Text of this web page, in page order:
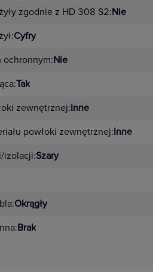
zgodnie z HD 308 S2:Nie
Cyfry
ochronnym:Nie
Tak
zewnętrznej:Inne
powłoki zewnętrznej:Inne
izolacji:Szary
Okrągły
Brak